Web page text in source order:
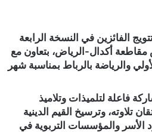
الفائزين في النسخة الرابعة
أكدال-الرياض، بتعاون مع
والرياضة بالرباط بمناسبة شهر
فاعلة لتلميذات وتلاميذ
تلاوته، وترسيخ القيم الدينية
الأسر والمؤسسات التربوية في